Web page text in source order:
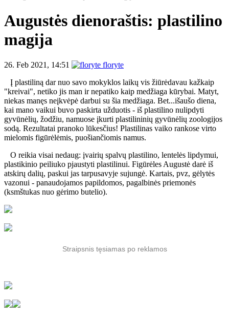
Augustės dienoraštis: plastilino
magija
26. Feb 2021, 14:51
floryte
Į plastiliną dar nuo savo mokyklos laikų vis žiūrėdavau kažkaip
"kreivai", netiko jis man ir nepatiko kaip medžiaga kūrybai. Matyt,
niekas manęs neįkvėpė darbui su šia medžiaga. Bet...išaušo diena,
kai mano vaikui buvo paskirta užduotis - iš plastilino nulipdyti
gyvūnėlių, žodžiu, namuose įkurti plastilininių gyvūnėlių zoologijos
sodą. Rezultatai pranoko lūkesčius! Plastilinas vaiko rankose virto
mielomis figūrėlėmis, puošiančiomis namus.
O reikia visai nedaug: įvairių spalvų plastilino, lentelės lipdymui,
plastikinio peiliuko pjaustyti plastilinui. Figūrėles Augustė darė iš
atskirų dalių, paskui jas tarpusavyje sujungė. Kartais, pvz, gėlytės
vazonui - panaudojamos papildomos, pagalbinės priemonės
(ksmštukas nuo gėrimo butelio).
Straipsnis tęsiamas po reklamos